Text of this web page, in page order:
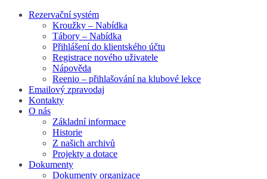
Rezervační systém
Kroužky – Nabídka
Tábory – Nabídka
Přihlášení do klientského účtu
Registrace nového uživatele
Nápověda
Reenio – přihlašování na klubové lekce
Emailový zpravodaj
Kontakty
O nás
Základní informace
Historie
Z našich archivů
Projekty a dotace
Dokumenty
Dokumenty organizace